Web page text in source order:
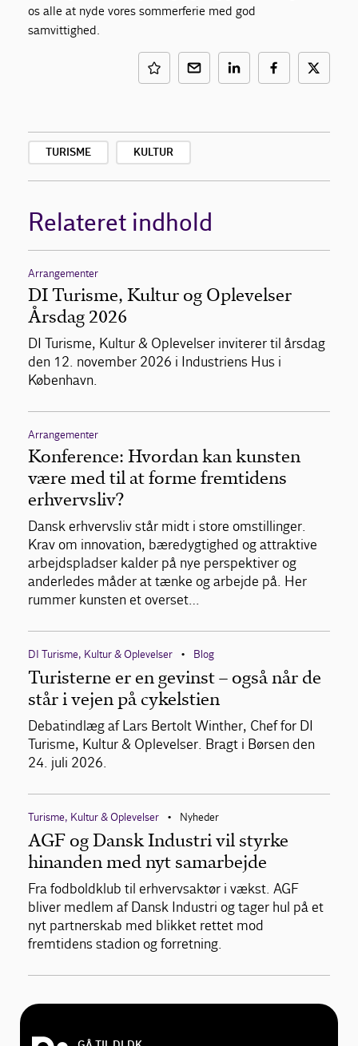
os alle at nyde vores sommerferie med god
samvittighed.
TURISME KULTUR
Relateret indhold
Arrangementer
DI Turisme, Kultur og Oplevelser
Årsdag 2026
DI Turisme, Kultur & Oplevelser inviterer til årsdag
den 12. november 2026 i Industriens Hus i
København.
Arrangementer
Konference: Hvordan kan kunsten
være med til at forme fremtidens
erhvervsliv?
Dansk erhvervsliv står midt i store omstillinger.
Krav om innovation, bæredygtighed og attraktive
arbejdspladser kalder på nye perspektiver og
anderledes måder at tænke og arbejde på. Her
rummer kunsten et overset…
DI Turisme, Kultur & Oplevelser • Blog
Turisterne er en gevinst – også når de
står i vejen på cykelstien
Debatindlæg af Lars Bertolt Winther, Chef for DI
Turisme, Kultur & Oplevelser. Bragt i Børsen den
24. juli 2026.
Turisme, Kultur & Oplevelser • Nyheder
AGF og Dansk Industri vil styrke
hinanden med nyt samarbejde
Fra fodboldklub til erhvervsaktør i vækst. AGF
bliver medlem af Dansk Industri og tager hul på et
nyt partnerskab med blikket rettet mod
fremtidens stadion og forretning.